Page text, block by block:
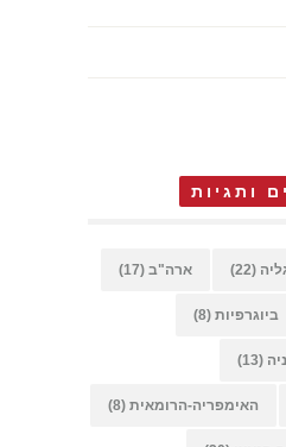
ותגיות
(22) ארה"ב (17)
ביוגרפיות (8)
(13)
האימפריה-הרומאית (8)